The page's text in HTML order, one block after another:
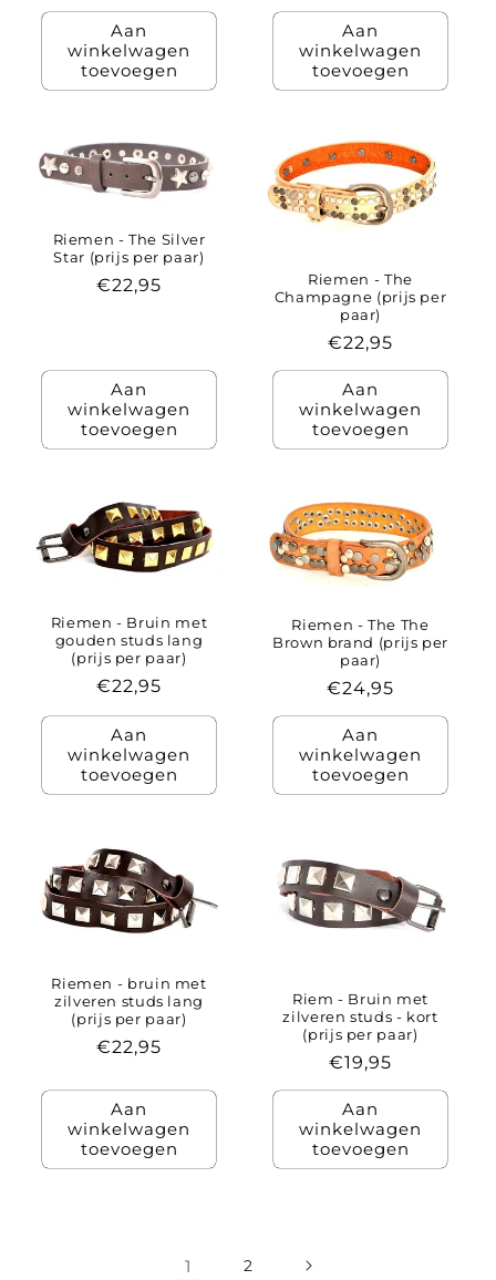
Aan
winkelwagen
toevoegen
prijs
Aan
winkelwagen
toevoegen
Riemen - The Silver
Star (prijs per paar)
Normale
€22,95
Aan
winkelwagen
toevoegen
Riemen - The
Champagne (prijs per
paar)
Normale
prijs
€22,95
Aan
winkelwagen
toevoegen
Riemen - Bruin met
gouden studs lang
(prijs per paar)
Normale
prijs
€22,95
Aan
winkelwagen
toevoegen
Riemen - The The
Brown brand (prijs per
paar)
Normale
prijs
€24,95
Aan
winkelwagen
toevoegen
Riemen - bruin met
zilveren studs lang
(prijs per paar)
Normale
€22,95
Aan
winkelwagen
toevoegen
Riem - Bruin met
zilveren studs - kort
(prijs per paar)
Normale
prijs
€19,95
Aan
winkelwagen
toevoegen
1 2